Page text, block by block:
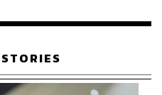
TEAM
การ THE STANDARD